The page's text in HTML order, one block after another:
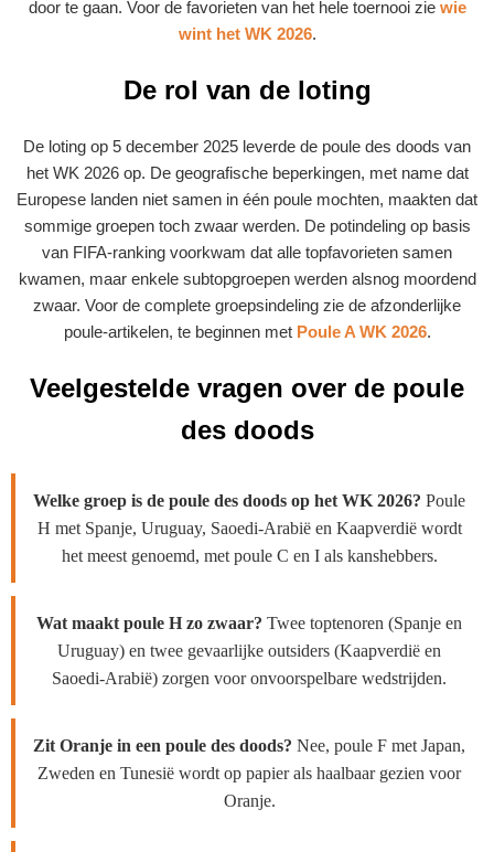
door te gaan. Voor de favorieten van het hele toernooi zie wie
wint het WK 2026.
De rol van de loting
De loting op 5 december 2025 leverde de poule des doods van
het WK 2026 op. De geografische beperkingen, met name dat
Europese landen niet samen in één poule mochten, maakten dat
sommige groepen toch zwaar werden. De potindeling op basis
van FIFA-ranking voorkwam dat alle topfavorieten samen
kwamen, maar enkele subtopgroepen werden alsnog moordend
zwaar. Voor de complete groepsindeling zie de afzonderlijke
poule-artikelen, te beginnen met Poule A WK 2026.
Veelgestelde vragen over de poule
des doods
Welke groep is de poule des doods op het WK 2026? Poule
H met Spanje, Uruguay, Saoedi-Arabië en Kaapverdië wordt
het meest genoemd, met poule C en I als kanshebbers.
Wat maakt poule H zo zwaar? Twee toptenoren (Spanje en
Uruguay) en twee gevaarlijke outsiders (Kaapverdië en
Saoedi-Arabië) zorgen voor onvoorspelbare wedstrijden.
Zit Oranje in een poule des doods? Nee, poule F met Japan,
Zweden en Tunesië wordt op papier als haalbaar gezien voor
Oranje.